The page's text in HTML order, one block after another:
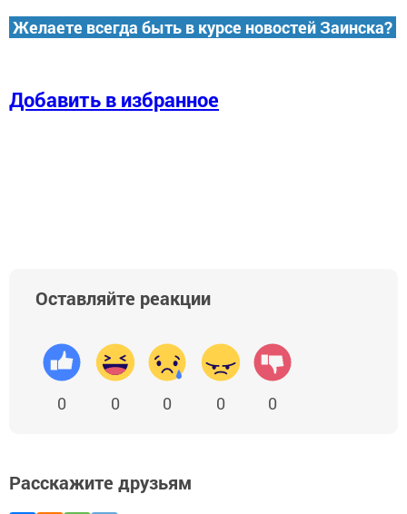
Желаете всегда быть в курсе новостей Заинска?
Добавить в избранное
Оставляйте реакции
0 0 0 0 0
Расскажите друзьям